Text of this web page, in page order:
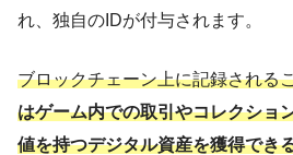
れ、独自のIDが付与されます。
ブロックチェーン上に記録される
はゲーム内での取引やコレクショ
値を持つデジタル資産を獲得でき